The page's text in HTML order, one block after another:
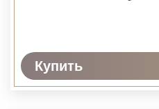
Купить